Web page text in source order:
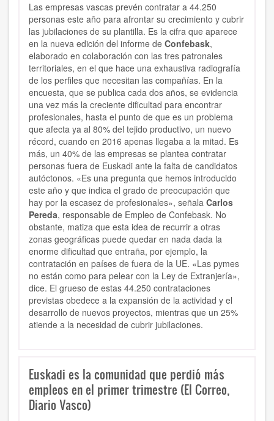
Las empresas vascas prevén contratar a 44.250
personas este año para afrontar su crecimiento y cubrir
las jubilaciones de su plantilla. Es la cifra que aparece
en la nueva edición del informe de Confebask,
elaborado en colaboración con las tres patronales
territoriales, en el que hace una exhaustiva radiografía
de los perfiles que necesitan las compañías. En la
encuesta, que se publica cada dos años, se evidencia
una vez más la creciente dificultad para encontrar
profesionales, hasta el punto de que es un problema
que afecta ya al 80% del tejido productivo, un nuevo
récord, cuando en 2016 apenas llegaba a la mitad. Es
más, un 40% de las empresas se plantea contratar
personas fuera de Euskadi ante la falta de candidatos
autóctonos. «Es una pregunta que hemos introducido
este año y que indica el grado de preocupación que
hay por la escasez de profesionales», señala Carlos
Pereda, responsable de Empleo de Confebask. No
obstante, matiza que esta idea de recurrir a otras
zonas geográficas puede quedar en nada dada la
enorme dificultad que entraña, por ejemplo, la
contratación en países de fuera de la UE. «Las pymes
no están como para pelear con la Ley de Extranjería»,
dice. El grueso de estas 44.250 contrataciones
previstas obedece a la expansión de la actividad y el
desarrollo de nuevos proyectos, mientras que un 25%
atiende a la necesidad de cubrir jubilaciones.
Euskadi es la comunidad que perdió más
empleos en el primer trimestre (El Correo,
Diario Vasco)